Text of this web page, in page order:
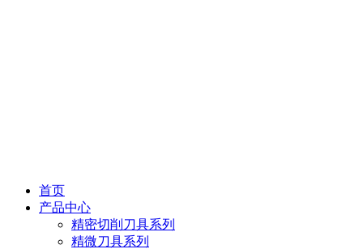
首页
产品中心
精密切削刀具系列
精微刀具系列